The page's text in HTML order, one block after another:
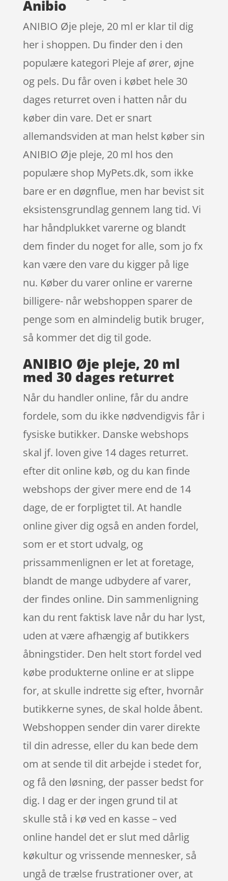
Anibio
ANIBIO Øje pleje, 20 ml er klar til dig
her i shoppen. Du finder den i den
populære kategori Pleje af ører, øjne
og pels. Du får oven i købet hele 30
dages returret oven i hatten når du
køber din vare. Det er snart
allemandsviden at man helst køber sin
ANIBIO Øje pleje, 20 ml hos den
populære shop MyPets.dk, som ikke
bare er en døgnflue, men har bevist sit
eksistensgrundlag gennem lang tid. Vi
har håndplukket varerne og blandt
dem finder du noget for alle, som jo fx
kan være den vare du kigger på lige
nu. Køber du varer online er varerne
billigere- når webshoppen sparer de
penge som en almindelig butik bruger,
så kommer det dig til gode.
ANIBIO Øje pleje, 20 ml
med 30 dages returret
Når du handler online, får du andre
fordele, som du ikke nødvendigvis får i
fysiske butikker. Danske webshops
skal jf. loven give 14 dages returret.
efter dit online køb, og du kan finde
webshops der giver mere end de 14
dage, de er forpligtet til. At handle
online giver dig også en anden fordel,
som er et stort udvalg, og
prissammenlignen er let at foretage,
blandt de mange udbydere af varer,
der findes online. Din sammenligning
kan du rent faktisk lave når du har lyst,
uden at være afhængig af butikkers
åbningstider. Den helt stort fordel ved
købe produkterne online er at slippe
for, at skulle indrette sig efter, hvornår
butikkerne synes, de skal holde åbent.
Webshoppen sender din varer direkte
til din adresse, eller du kan bede dem
om at sende til dit arbejde i stedet for,
og få den løsning, der passer bedst for
dig. I dag er der ingen grund til at
skulle stå i kø ved en kasse – ved
online handel det er slut med dårlig
køkultur og vrissende mennesker, så
ungå de trælse frustrationer over, at